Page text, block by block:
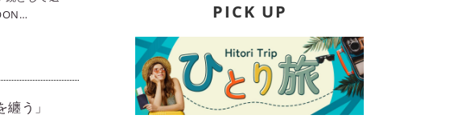
今回は、カ
をご紹介し
う」
PICK UP